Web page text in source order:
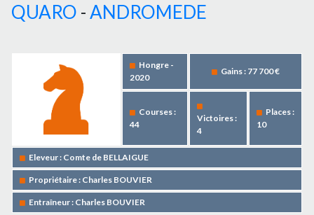
QUARO -ANDROMEDE
Hongre -
2020
Gains : 77 700 €
Courses :
44
Victoires :
4
Places :
10
Eleveur : Comte de BELLAIGUE
Propriétaire : Charles BOUVIER
Entraîneur : Charles BOUVIER